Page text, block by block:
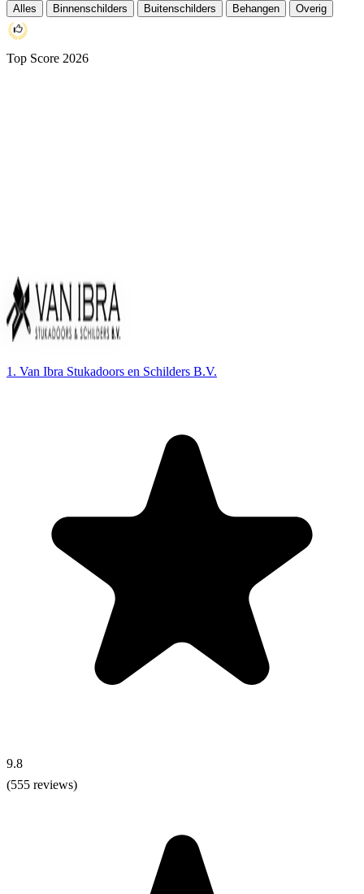
Alles Binnenschilders Buitenschilders Behangen Overig
Top Score 2026
1. Van Ibra Stukadoors en Schilders B.V.
9.8
(555 reviews)